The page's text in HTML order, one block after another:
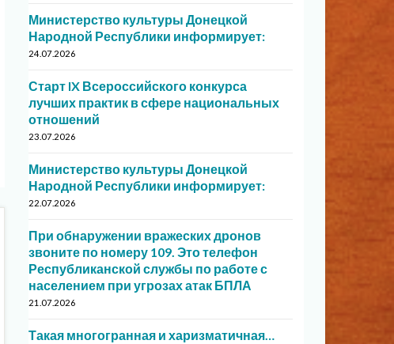
Министерство культуры Донецкой
Народной Республики информирует:
24.07.2026
Старт IX Всероссийского конкурса
лучших практик в сфере национальных
отношений
23.07.2026
Министерство культуры Донецкой
Народной Республики информирует:
22.07.2026
При обнаружении вражеских дронов
звоните по номеру 109. Это телефон
Республиканской службы по работе с
населением при угрозах атак БПЛА
21.07.2026
Такая многогранная и харизматичная…